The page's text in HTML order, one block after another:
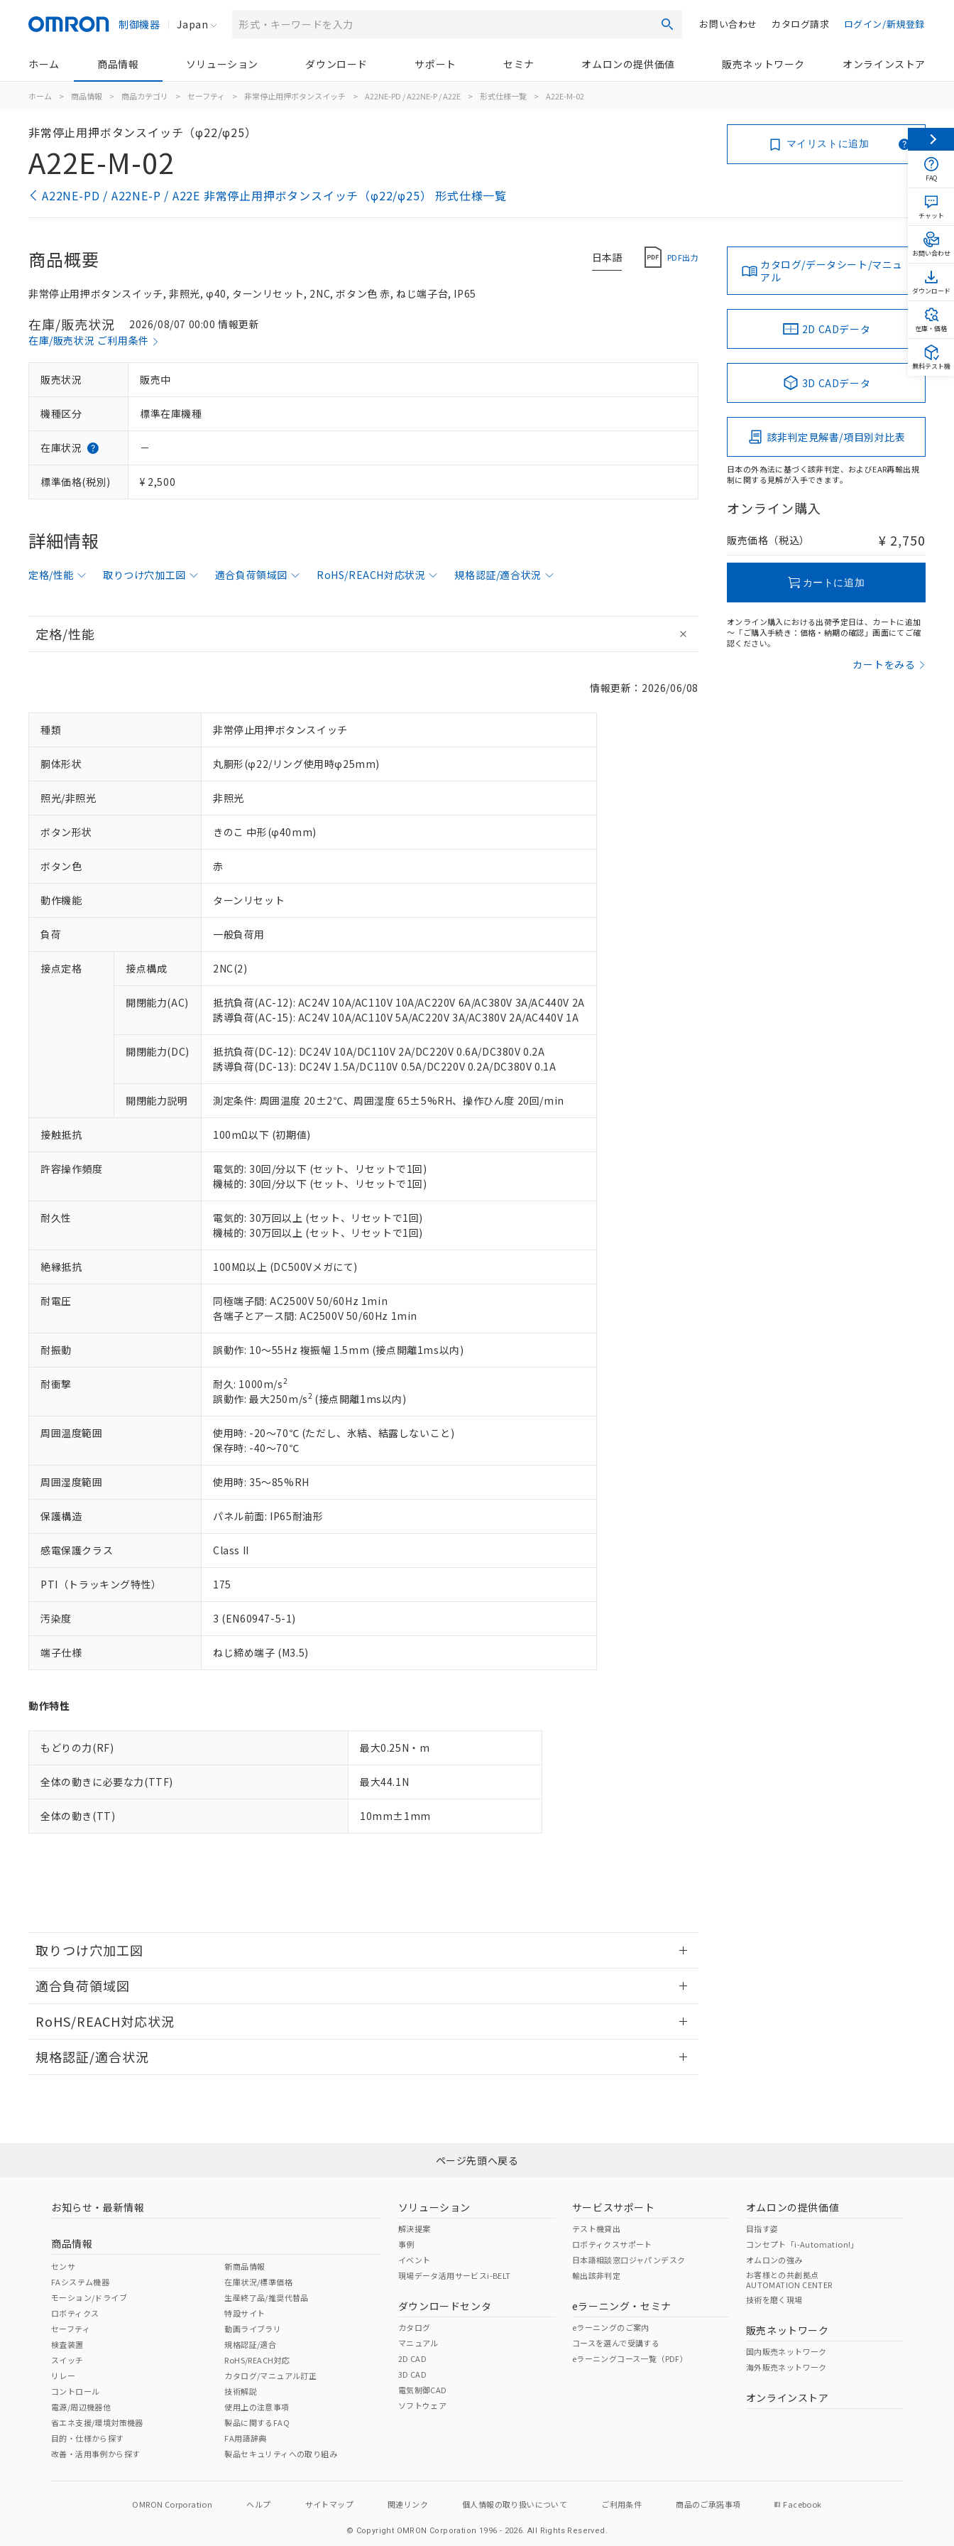
制御機器 Japan 検索 ログイン/新規登録
カタログ請求
お問い合わせ
ホーム 商品情報 ソリューション ダウンロード サポート セミナ オムロンの提供価値 販売ネットワーク オンラインストア
ホーム > 商品情報 > 商品カテゴリ > セーフティ > 非常停止用押ボタンスイッチ > A22NE-PD / A22NE-P / A22E > 形式仕様一覧 > A22E-M-02
非常停止用押ボタンスイッチ（φ22/φ25）
A22E-M-02
A22NE-PD / A22NE-P / A22E 非常停止用押ボタンスイッチ（φ22/φ25） 形式仕様一覧
マイリストに追加
日本語 PDF出力
商品概要
非常停止用押ボタンスイッチ, 非照光, φ40, ターンリセット, 2NC, ボタン色 赤, ねじ端子台, IP65
在庫/販売状況
2026/08/07 00:00 情報更新
在庫/販売状況 ご利用条件
販売状況 販売中
機種区分 標準在庫機種
在庫状況 －
標準価格(税別) ¥ 2,500
詳細情報
定格/性能 取りつけ穴加工図 適合負荷領域図 RoHS/REACH対応状況 規格認証/適合状況
定格/性能
情報更新：2026/06/08
種類 非常停止用押ボタンスイッチ
胴体形状 丸胴形(φ22/リング使用時φ25mm)
照光/非照光 非照光
ボタン形状 きのこ 中形(φ40mm)
ボタン色 赤
動作機能 ターンリセット
負荷 一般負荷用
接点定格 接点構成 2NC(2)
開閉能力(AC)
抵抗負荷(AC-12): AC24V 10A/AC110V 10A/AC220V 6A/AC380V 3A/AC440V 2A
誘導負荷(AC-15): AC24V 10A/AC110V 5A/AC220V 3A/AC380V 2A/AC440V 1A
開閉能力(DC)
抵抗負荷(DC-12): DC24V 10A/DC110V 2A/DC220V 0.6A/DC380V 0.2A
誘導負荷(DC-13): DC24V 1.5A/DC110V 0.5A/DC220V 0.2A/DC380V 0.1A
開閉能力説明 測定条件: 周囲温度 20±2℃、周囲湿度 65±5%RH、操作ひん度 20回/min
接触抵抗 100mΩ以下 (初期値)
許容操作頻度
電気的: 30回/分以下 (セット、リセットで1回)
機械的: 30回/分以下 (セット、リセットで1回)
耐久性
電気的: 30万回以上 (セット、リセットで1回)
機械的: 30万回以上 (セット、リセットで1回)
絶縁抵抗 100MΩ以上 (DC500Vメガにて)
耐電圧
同極端子間: AC2500V 50/60Hz 1min
各端子とアース間: AC2500V 50/60Hz 1min
耐振動 誤動作: 10～55Hz 複振幅 1.5mm (接点開離1ms以内)
耐衝撃 耐久: 1000m/s2
誤動作: 最大250m/s2(接点開離1ms以内)
周囲温度範囲
使用時: -20～70℃ (ただし、氷結、結露しないこと)
保存時: -40～70℃
周囲湿度範囲 使用時: 35～85%RH
保護構造 パネル前面: IP65耐油形
感電保護クラス Class II
PTI（トラッキング特性） 175
汚染度 3 (EN60947-5-1)
端子仕様 ねじ締め端子 (M3.5)
動作特性
もどりの力(RF) 最大0.25N・m
全体の動きに必要な力(TTF) 最大44.1N
全体の動き(TT) 10mm±1mm
取りつけ穴加工図
適合負荷領域図
RoHS/REACH対応状況
EU RoHS 注意事項・凡例
ダウンロードはこちら
中国 RoHS 注意事項・凡例
中国 RoHS表
Pb Hg Cr(VI)
O O
"対応済み"や非含有の記載がされた商品であっても、流通在庫等で未対応品が混在する可能性があります。
非含有品が必要な際は、弊社営業部門もしくは販売店へお問い合わせください。
規格認証/適合状況
（イギリス
（ノルウェー
（日本
（アメリカ
この製品の規格認証/適合状況ページへ
その他の認証はこちらのページからご検索ください
カタログ/データシート/マニュ
アル
2D CADデータ
3D CADデータ
該非判定見解書/項目別対比表
日本の外為法に基づく該非判定、およびEAR再輸出規
制に関する見解が入手できます。
オンライン購入
販売価格（税込） ¥ 2,750
カートに追加
オンライン購入における出荷予定日は、カートに追加
～「ご購入手続き：価格・納期の確認」画面にてご確
認ください。
カートをみる
ご利用条件
以下の条件をお読みいただき、同意のうえご利用ください。
本サービスは、当社制御機器事業取扱商品の当社在庫状況および標準価格(税抜)を提供させていただ
くものです。
当社制御機器事業取扱商品の中には、本サービスの対象外となる商品もあることをご了承ください。
のであり、閲覧された時点での実際の在庫および標準価格とは異なる場合があることをご了承くださ
い。
正式な納期状況および標準価格はお客様のお取引先、またはお客様担当のオムロン制御機器販売店・
当社販売員にご相談ください。
オムロン制御機器販売店や当社販売拠点は「販売ネットワーク
」をご確認ください。
在庫状況および標準価格結果を当社の事前の承諾なく第三者に漏洩または開示しないようお願いしま
マイパーツ機能（部品リスト作成サービス）をご利用いただくには、I-Webメンバーズにご登録され
ている必要があります。
お客様が当ウェブサイト上で当社にご登録された部品リストについて、当社および当社の共同利用者
が、当社の製品・サービスに関するお客様との取引・商談に必要な範囲で利用することをご了承くだ
さい。
※当社の共同利用者とは、
いる法人を指します。
※1 対応状況
対応済み：EU RoHS指令（10物質）の非含有に対応した製品が提供可能な商品です。
対応予定：EU RoHS指令（10物質）の非含有に対応した製品に切り替える予定のある商品です。
対応予定なし：EU RoHS指令（10物質）の非含有に非対応の商品で、対応品を出す予定はありません。
調査・確認中：EU RoHS指令（10物質）の非含有の対応状況を調査中または確認中の商品です。
非該当品：ライセンス料など無形物で、有害物質有無と関係のない商品です。
仕入先様の事情により、非含有部品としていたものが、含有品と判明した場合などやむを得ず変更すること
があります。
*EU RoHS指令（10物質）：
鉛(Pb) 1000ppm以下、 水銀(Hg) 1000ppm以下、 カドミウム(Cd) 100ppm以下、
六価クロム(Cr(Ⅵ)) 1000ppm以下、ポリ臭化ビフェニル類(PBB) 1000ppm以下、ポリ臭化ジフェニルエーテル類(PBDE) 1000ppm以下、
但し、RoHS指令で産業用監視および制御機器に対する適用除外項目は除く。
フタル酸エステル類の４物質については閾値を超える意図的な使用がないことを確認しています。
※2 対応予定月
部品在庫の切り替え状況などにより、予定月が前後することがあります。
※3 非含有証明書ダウンロード
下記の非含有証明書をダウンロードすることができます。
EU RoHS指令（10物質）の非含有証明書
51物質の非含有証明書（当社基準）
※本証明書は発行日時点で非含有を証明するもので、過去に遡って非含有を証明するものではありません。
また、RoHS指令のフタル酸エステル類４物質の対応では、対応完了までの期間は出荷製品に未対応品が
り割愛しております。
※1 中国RoHS○×表
「○」：最大均質材料含有率が中国RoHSの基準値以下であることを示します。
「－」：未確認です。当社販売部門へお問い合わせください。
*中国RoHS10物質の基準値 (GB/T26572)：
Pb(鉛) :1000ppm、 Hg(水銀) : 1000ppm、 Cd(カドミウム) : 100ppm、
Cr(Ⅵ)(六価クロム) : 1000ppm、 PBBs(ポリ臭化ビフェニル類) : 1000ppm、 PBDEs(ポリ臭化ジフェニルエーテル類) : 1000ppm、
DBP(フタル酸ジブチル) : 1000ppm、 DIBP(フタル酸ジイソブチル) : 1000ppm、 BBP(フタル酸ブチルベンジル) : 1000ppm、
DEHP(フタル酸ビス(2-エチルヘキシル)) : 1000ppm
※2 環境保護使用期限
「ｅ」：有害物質（10物質）のすべてが基準値以下であることを示します。
「10」：通常の使用状況下において有害物質が外部に漏えいし、環境に深刻な影響を及ぼさない年数を意
味します。
「－」：未確認です。当社販売部門へお問い合わせください。
当社は、これら貴社製品のうち、外国為替および外国貿易法に定める商品（以下｢規制貨物等」とい
う）を輸出または国外への提供する場合は、日本国政府の輸出許可(または役務取引許可)を取得する
などの必要な手続きをとります。
ます。
当社は貴社製品を、核兵器、ミサイル、化学兵器、生物兵器またはその他武器並びにこれらの製造装
置等に一切使用いたしません。
当社は、貴社製品を第三者に販売する場合は、上記1、2および3の内容を当該第三者に通知します。
また当社は、販売先および販売に係わる関係者が違法に輸出するおそれがある場合は、取り引きをい
たしません。
記
号
説明
○ 一定数以上の在庫あり
△ 一定数には満たないが在庫あり
－
在庫なし(最新の在庫状況については、お客様のお取引先、またはお客様担当のオムロン制御
機器販売店・当社販売員にご確認ください)
空
白
受注生産機種、また在庫状況の情報を公開していない機種
ページ先頭へ戻る
お知らせ・最新情報
商品情報
センサ
FAシステム機器
モーション/ドライブ
ロボティクス
セーフティ
検査装置
スイッチ
リレー
コントロール
電源/周辺機器他
省エネ支援/環境対策機器
目的・仕様から探す
改善・活用事例から探す
新商品情報
在庫状況/標準価格
生産終了品/推奨代替品
特設サイト
動画ライブラリ
規格認証/適合
RoHS/REACH対応
カタログ/マニュアル訂正
技術解説
使用上の注意事項
製品に関するFAQ
FA用語辞典
製品セキュリティへの取り組み
ソリューション
解決提案
事例
イベント
現場データ活用サービスi-BELT
ダウンロードセンタ
カタログ
マニュアル
2D CAD
3D CAD
電気制御CAD
ソフトウェア
サービスサポート
テスト機貸出
ロボティクスサポート
日本語相談窓口ジャパンデスク
輸出該非判定
eラーニング・セミナ
eラーニングのご案内
コースを選んで受講する
eラーニングコース一覧（PDF）
オムロンの提供価値
目指す姿
コンセプト「i-Automation!」
オムロンの強み
お客様との共創拠点
AUTOMATION CENTER
技術を磨く現場
販売ネットワーク
国内販売ネットワーク
海外販売ネットワーク
オンラインストア
OMRON Corporation ヘルプ サイトマップ 関連リンク 個人情報の取り扱いについて ご利用条件 商品のご承諾事項 Facebook
© Copyright OMRON Corporation 1996 - 2026.All Rights Reserved.
FAQ
チャット
お問い合わせ
ダウンロード
在庫・価格
無料テスト機